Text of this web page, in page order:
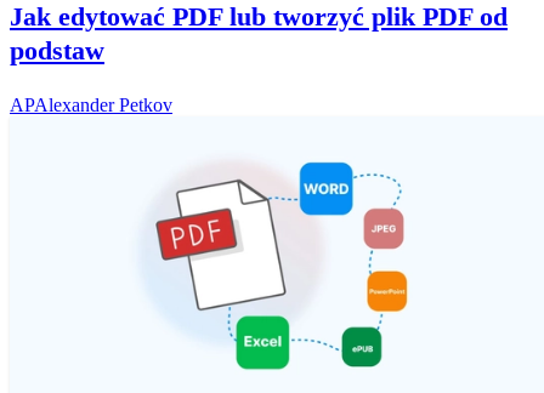
Jak edytować PDF lub tworzyć plik PDF od
podstaw
APAlexander Petkov